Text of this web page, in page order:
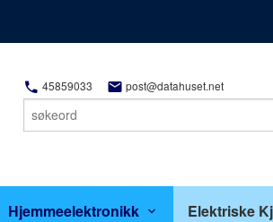
45859033 post@datahuset.net
Hjemmeelektronikk Elektriske